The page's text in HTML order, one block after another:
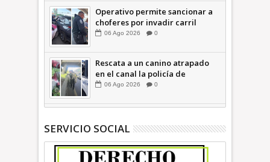
Operativo permite sancionar a
choferes por invadir carril
confinado: Ecatepec +Video |
06 Ago 2026 0
Rescata a un canino atrapado
en el canal la policía de
Ecatepec INFORMATIVA
06 Ago 2026 0
SERVICIO SOCIAL